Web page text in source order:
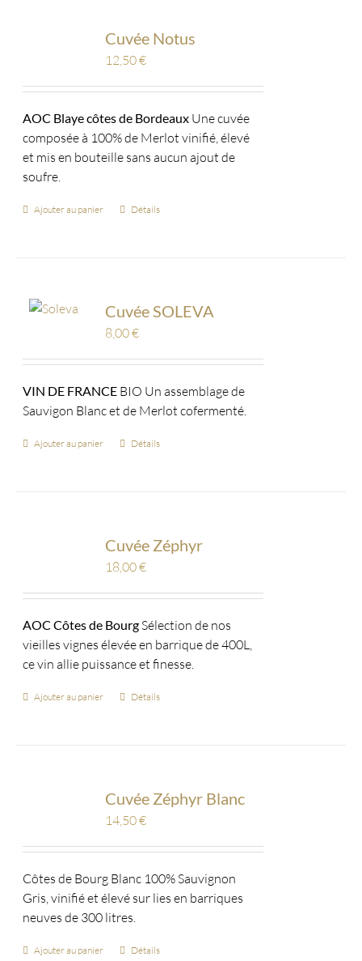
Cuvée Notus
12,50€
AOC Blaye côtes de Bordeaux Une cuvée
composée à 100% de Merlot vinifié, élevé
et mis en bouteille sans aucun ajout de
soufre.
Ajouter au panier Détails
Cuvée SOLEVA
8,00€
VIN DE FRANCE BIO Un assemblage de
Sauvigon Blanc et de Merlot cofermenté.
Ajouter au panier Détails
Cuvée Zéphyr
18,00€
AOC Côtes de BourgSélection de nos
vieilles vignes élevée en barrique de 400L,
ce vin allie puissance et finesse.
Ajouter au panier Détails
Cuvée Zéphyr Blanc
14,50€
Côtes de Bourg Blanc 100% Sauvignon
Gris, vinifié et élevé sur lies en barriques
neuves de 300 litres.
Ajouter au panier Détails